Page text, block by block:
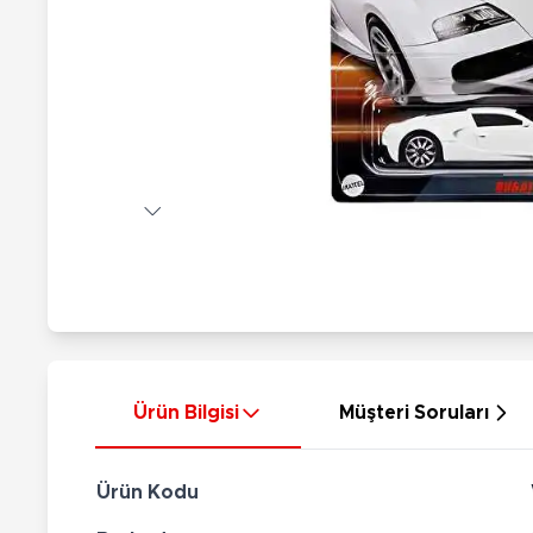
Nerf
Silahlar
Silah Setleri
Kılıç Setleri
Ok Setleri
Ürün Bilgisi Müşteri Soruları
Ürün Kodu